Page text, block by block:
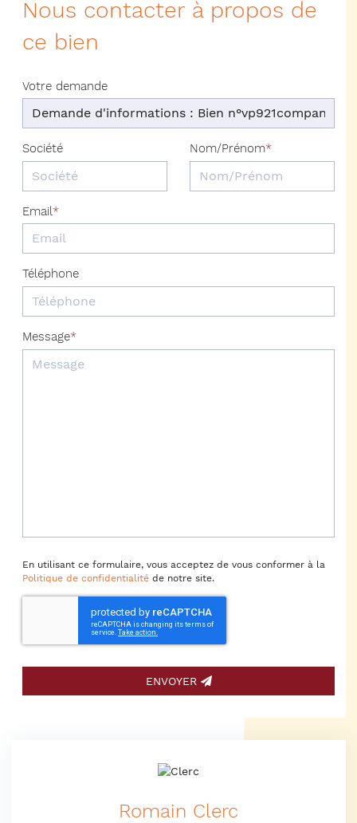
Nous contacter à propos de
ce bien
Votre demande
Société Nom/Prénom
Email
Téléphone
Message
En utilisant ce formulaire, vous acceptez de vous conformer à la
Politique de confidentialité de notre site.
ENVOYER
Romain Clerc